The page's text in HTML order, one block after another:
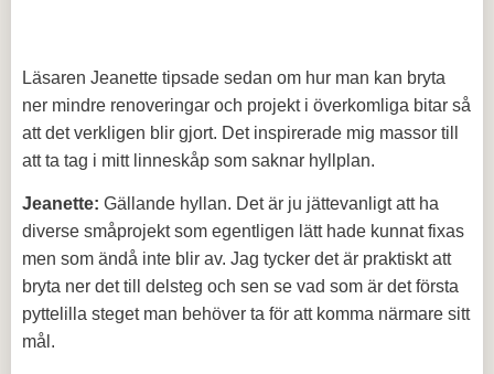
Läsaren Jeanette tipsade sedan om hur man kan bryta
ner mindre renoveringar och projekt i överkomliga bitar så
att det verkligen blir gjort. Det inspirerade mig massor till
att ta tag i mitt linneskåp som saknar hyllplan.
Jeanette: Gällande hyllan. Det är ju jättevanligt att ha
diverse småprojekt som egentligen lätt hade kunnat fixas
men som ändå inte blir av. Jag tycker det är praktiskt att
bryta ner det till delsteg och sen se vad som är det första
pyttelilla steget man behöver ta för att komma närmare sitt
mål.